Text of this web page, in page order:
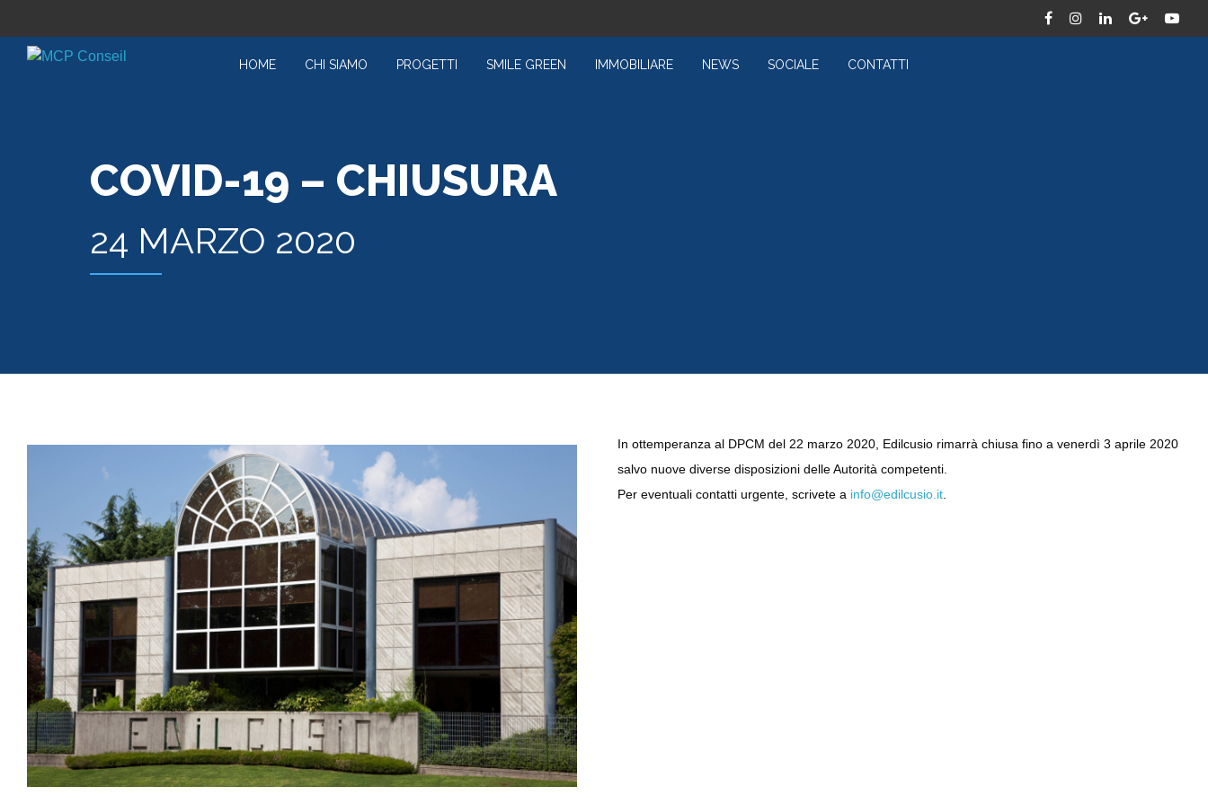
HOME CHI SIAMO PROGETTI SMILE GREEN IMMOBILIARE NEWS SOCIALE CONTATTI
COVID-19 – CHIUSURA
24 MARZO 2020
In ottemperanza al DPCM del 22 marzo 2020, Edilcusio rimarrà chiusa fino a venerdì 3 aprile 2020
salvo nuove diverse disposizioni delle Autorità competenti.
Per eventuali contatti urgente, scrivete a info@edilcusio.it